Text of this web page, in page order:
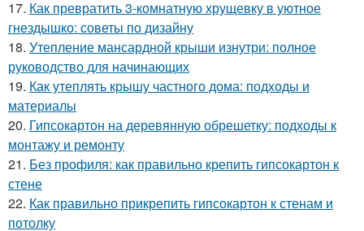
17. Как превратить 3-комнатную хрущевку в уютное
гнездышко: советы по дизайну
18. Утепление мансардной крыши изнутри: полное
руководство для начинающих
19. Как утеплять крышу частного дома: подходы и
материалы
20. Гипсокартон на деревянную обрешетку: подходы к
монтажу и ремонту
21. Без профиля: как правильно крепить гипсокартон к
стене
22. Как правильно прикрепить гипсокартон к стенам и
потолку